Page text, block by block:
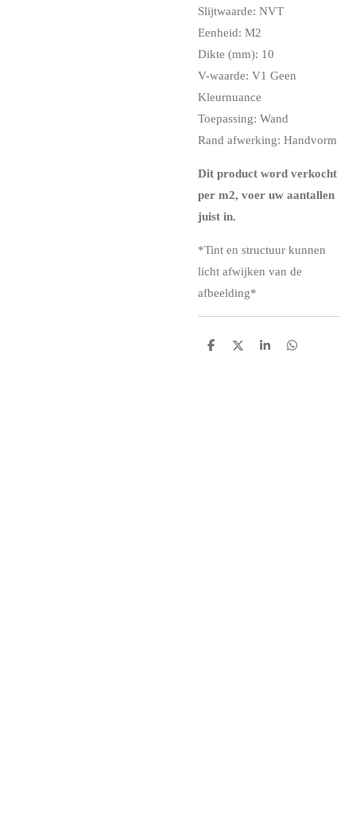
Slijtwaarde: NVT
Eenheid: M2
Dikte (mm): 10
V-waarde: V1 Geen
Kleurnuance
Toepassing: Wand
Rand afwerking: Handvorm
Dit product word verkocht
per m2, voer uw aantallen
juist in.
*Tint en structuur kunnen
licht afwijken van de
afbeelding*
D
D
S
D